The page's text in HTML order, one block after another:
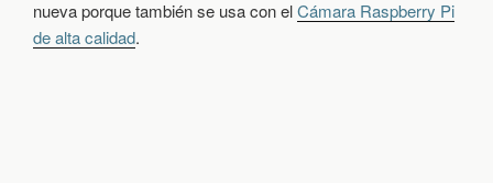
nueva porque también se usa con elCámara Raspberry Pi
de alta calidad.